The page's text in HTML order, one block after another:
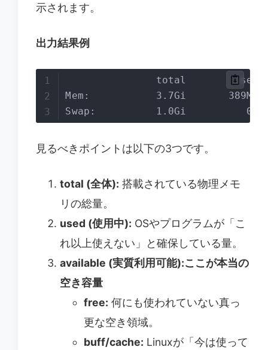
示されます。
出力結果例
total        used
Mem:           3.7Gi
Swap:          1.0Gi          0B
見るべきポイントは以下の3つです。
total (全体): 搭載されている物理メモ
リの総量。
used (使用中): OSやプログラムが「こ
れ以上使えない」と確保している量。
available (実質利用可能):ここが本当の
空き容量
free: 何にも使われていない真っ
更な空き領域。
buff/cache: Linuxが「今は使って